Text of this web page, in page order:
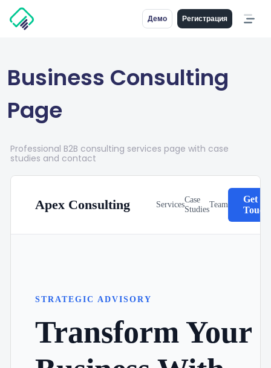
Демо Регистрация
Business Consulting
Page
Professional B2B consulting services page with case
studies and contact